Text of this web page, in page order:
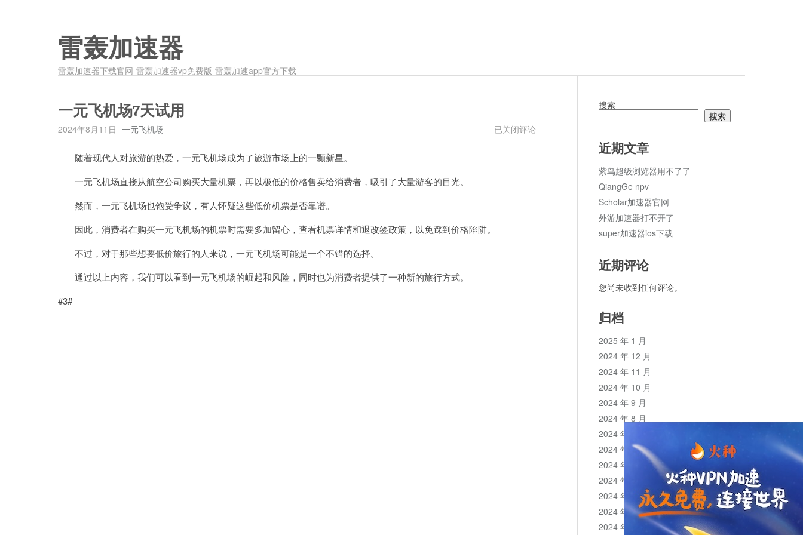
雷轰加速器
雷轰加速器下载官网-雷轰加速器vp免费版-雷轰加速app官方下载
一元飞机场7天试用
2024年8月11日 一元飞机场
一
已关闭评论
随着现代人对旅游的热爱，一元飞机场成为了旅游市场上的一颗新星。
一元飞机场直接从航空公司购买大量机票，再以极低的价格售卖给消费者，吸引了大量游客的目光。
然而，一元飞机场也饱受争议，有人怀疑这些低价机票是否靠谱。
因此，消费者在购买一元飞机场的机票时需要多加留心，查看机票详情和退改签政策，以免踩到价格陷阱。
不过，对于那些想要低价旅行的人来说，一元飞机场可能是一个不错的选择。
通过以上内容，我们可以看到一元飞机场的崛起和风险，同时也为消费者提供了一种新的旅行方式。
#3#
搜索
搜索
近期文章
紫鸟超级浏览器用不了了
QiangGe npv
Scholar加速器官网
外游加速器打不开了
super加速器ios下载
近期评论
您尚未收到任何评论。
归档
2025 年 1 月
2024 年 12 月
2024 年 11 月
2024 年 10 月
2024 年 9 月
2024 年 8 月
2024 年 7 月
2024 年 6 月
2024 年 5 月
2024 年 4 月
2024 年 3 月
2024 年 2 月
2024 年 1 月